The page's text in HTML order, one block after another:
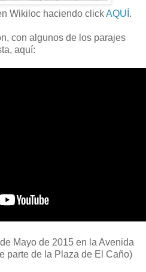
Wikiloc haciendo clickAQUÍ .
con algunos de los parajes
aquí:
Mayo de 2015 en la Avenida
parte de la Plaza de El Caño)